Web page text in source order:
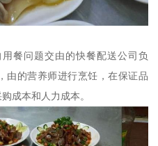
餐问题交由的快餐配送公司负
由的营养师进行烹饪，在保证品
成本和人力成本。